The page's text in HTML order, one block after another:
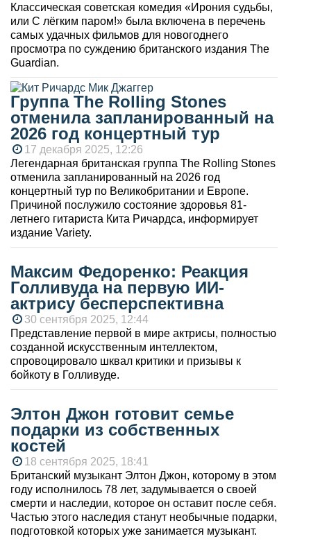
Классическая советская комедия «Ирония судьбы,
или С лёгким паром!» была включена в перечень
самых удачных фильмов для новогоднего
просмотра по суждению британского издания The
Guardian.
Группа The Rolling Stones
отменила запланированный на
2026 год концертный тур
17 декабря 2025, 12:26
Легендарная британская группа The Rolling Stones
отменила запланированный на 2026 год
концертный тур по Великобритании и Европе.
Причиной послужило состояние здоровья 81-
летнего гитариста Кита Ричардса, информирует
издание Variety.
Максим Федоренко: Реакция
Голливуда на первую ИИ-
актрису бесперспективна
30 сентября 2025, 12:44
Представление первой в мире актрисы, полностью
созданной искусственным интеллектом,
спровоцировало шквал критики и призывы к
бойкоту в Голливуде.
Элтон Джон готовит семье
подарки из собственных
костей
18 сентября 2025, 18:41
Британский музыкант Элтон Джон, которому в этом
году исполнилось 78 лет, задумывается о своей
смерти и наследии, которое он оставит после себя.
Частью этого наследия станут необычные подарки,
подготовкой которых уже занимается музыкант.